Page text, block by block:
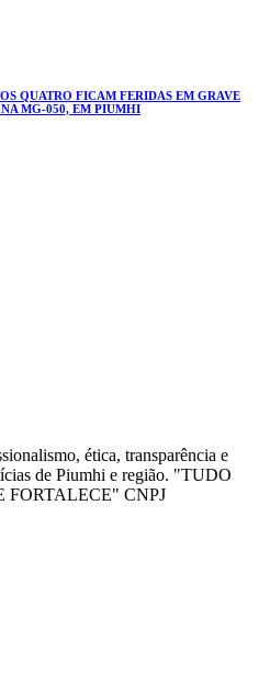
QUATRO FICAM FERIDAS EM GRAVE
MG-050, EM PIUMHI
ética, transparência e
de Piumhi e região. "TUDO
FORTALECE" CNPJ